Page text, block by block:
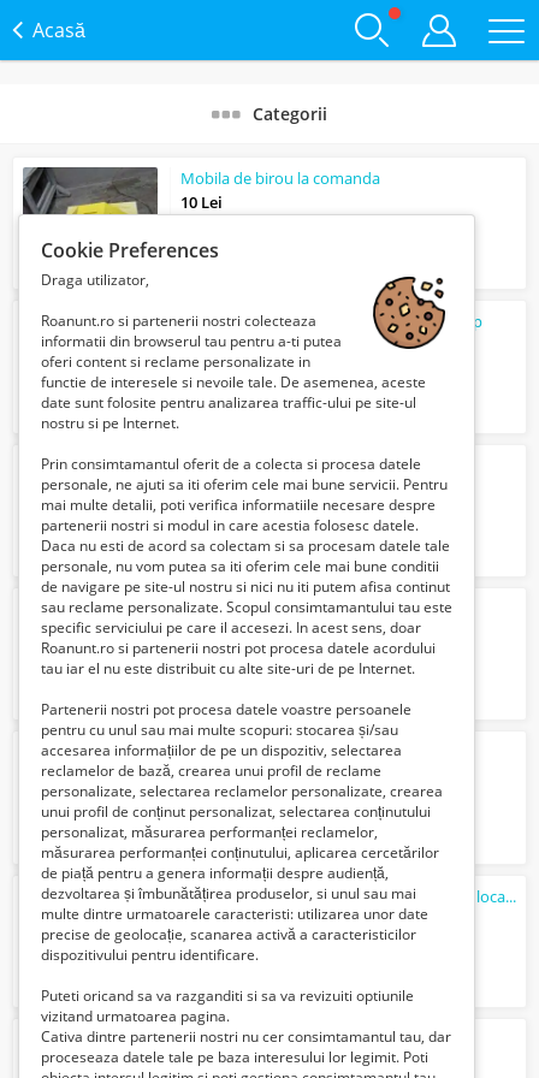
Acasă
Categorii
Mobila de birou la comanda
10 Lei
Reparatii centrale Bucuresti-Ilfov non-stop
Verifica cu vanzatorul
TerenMagurele
153000 Euro €
Mobila birou la comanda
10 Lei
Proprietar Închiriez garsonieră Berceni
1000 Lei
Reparatii de electrocasnice in Bucuresti si localitatile limitrofe
1 Lei
Executam lucrari de orice tip
Verifica cu vanzatorul
Cookie Preferences
Draga utilizator,
Roanunt.ro si partenerii nostri colecteaza
informatii din browserul tau pentru a-ti putea
oferi content si reclame personalizate in
functie de interesele si nevoile tale. De asemenea, aceste
date sunt folosite pentru analizarea traffic-ului pe site-ul
nostru si pe Internet.
Prin consimtamantul oferit de a colecta si procesa datele
personale, ne ajuti sa iti oferim cele mai bune servicii. Pentru
mai multe detalii, poti verifica informatiile necesare despre
partenerii nostri si modul in care acestia folosesc datele.
Daca nu esti de acord sa colectam si sa procesam datele tale
personale, nu vom putea sa iti oferim cele mai bune conditii
de navigare pe site-ul nostru si nici nu iti putem afisa continut
sau reclame personalizate. Scopul consimtamantului tau este
specific serviciului pe care il accesezi. In acest sens, doar
Roanunt.ro si partenerii nostri pot procesa datele acordului
tau iar el nu este distribuit cu alte site-uri de pe Internet.
Partenerii nostri pot procesa datele voastre persoanele
pentru cu unul sau mai multe scopuri: stocarea și/sau
accesarea informațiilor de pe un dispozitiv, selectarea
reclamelor de bază, crearea unui profil de reclame
personalizate, selectarea reclamelor personalizate, crearea
unui profil de conținut personalizat, selectarea conținutului
personalizat, măsurarea performanței reclamelor,
măsurarea performanței conținutului, aplicarea cercetărilor
de piață pentru a genera informații despre audiență,
dezvoltarea și îmbunătățirea produselor, si unul sau mai
multe dintre urmatoarele caracteristi: utilizarea unor date
precise de geolocație, scanarea activă a caracteristicilor
dispozitivului pentru identificare.
Puteti oricand sa va razganditi si sa va revizuiti optiunile
vizitand urmatoarea pagina.
Cativa dintre partenerii nostri nu cer consimtamantul tau, dar
proceseaza datele tale pe baza interesului lor legimit. Poti